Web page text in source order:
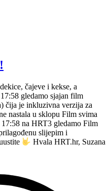
čajeve i kekse, a
gledamo sjajan film
čija je inkluzivna verzija za
nastala u sklopu Film svima
na HRT3 gledamo Film
slijepim i
Hvala HRT.hr, Suzana